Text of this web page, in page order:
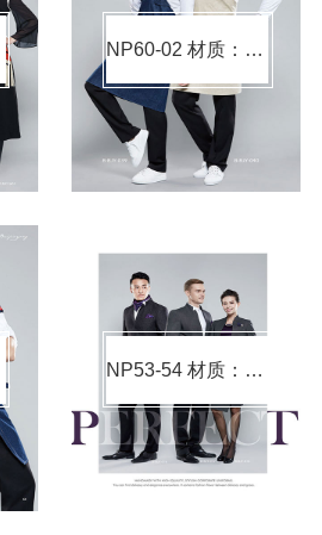
NP60-02 材质：棉涤（材质可选）
NP53-54 材质：毛涤（材质可选）